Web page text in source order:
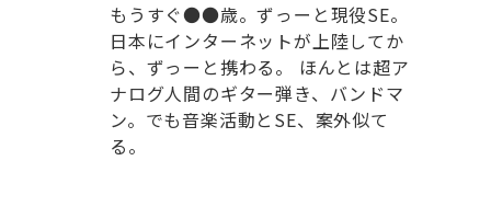
もうすぐ●●歳。ずっーと現役SE。
日本にインターネットが上陸してか
ら、ずっーと携わる。 ほんとは超ア
ナログ人間のギター弾き、バンドマ
ン。でも音楽活動とSE、案外似て
る。